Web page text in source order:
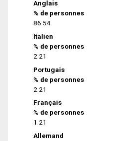
Anglais
% de personnes
86.54
Italien
% de personnes
2.21
Portugais
% de personnes
2.21
Français
% de personnes
1.21
Allemand